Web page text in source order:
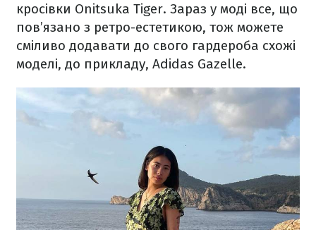
кросівки Onitsuka Tiger. Зараз у моді все, що
пов’язано з ретро-естетикою, тож можете
сміливо додавати до свого гардероба схожі
моделі, до прикладу, Adidas Gazelle.